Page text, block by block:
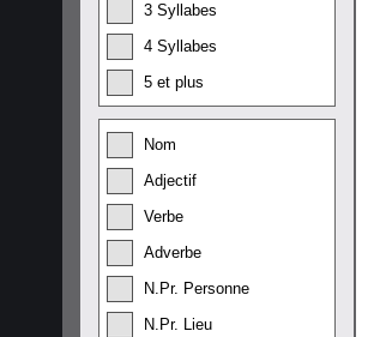
3 Syllabes
4 Syllabes
5 et plus
Nom
Adjectif
Verbe
Adverbe
N.Pr. Personne
N.Pr. Lieu